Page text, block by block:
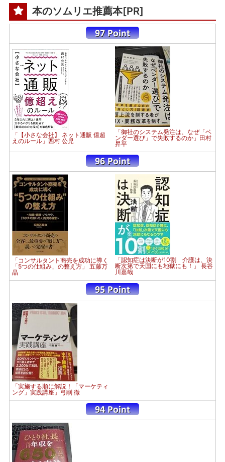
本のソムリエ推薦本[PR]
「【小さな会社】 ネット通販 億超
えのルール」西村 公児
「御社のシステム発注は、なぜ「ベ
ンダー選び」で失敗するのか」田村
昇平
「コンサルタント商売を成功に導く
「5つの仕組み」の整え方」 五藤万
晶
「認知症は決断が10割 介護は、決
断次第で天国にも地獄にも！」 長谷
川嘉哉
「実施する順に解説！「マーケティ
ング」実践講座」弓削 徹